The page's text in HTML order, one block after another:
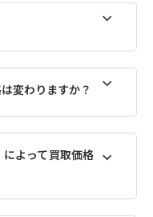
変わりますか？
よって買取価格